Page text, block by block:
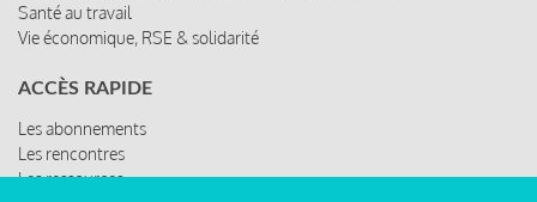
Santé au travail
Vie économique, RSE & solidarité
ACCÈS RAPIDE
Les abonnements
Les rencontres
Les ressources